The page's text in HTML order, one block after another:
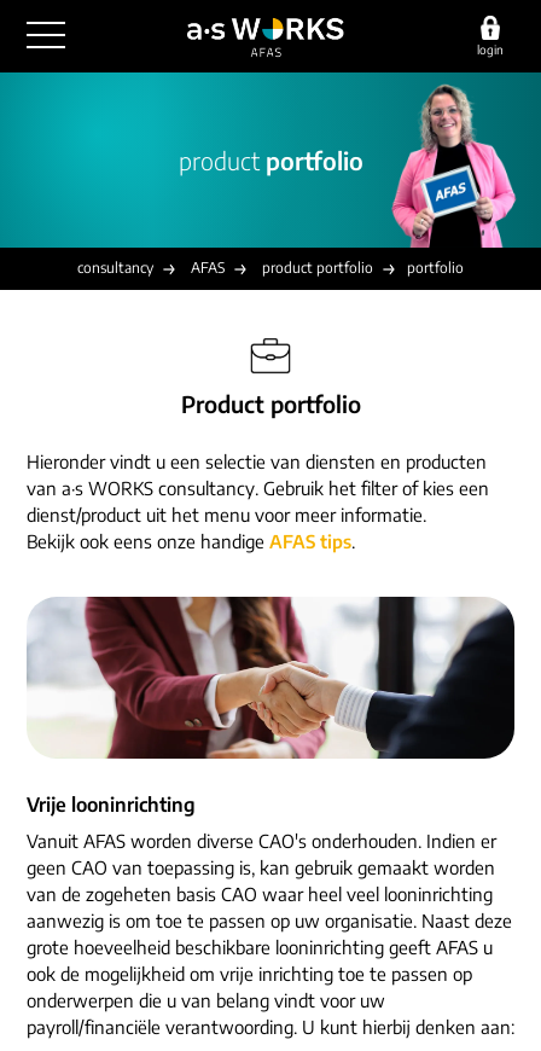
login
financiële administratie
juridische zaken
detachering
finance
implementatie
functioneel beheer
overige diensten
werving & selectie
outsourcing
detachering
consultancy
werken bij
onze experts
ons dna
contact
vestigingen
social media
product portfolio
consultancy AFAS product portfolio portfolio
Product portfolio
Hieronder vindt u een selectie van diensten en producten
van a·s WORKS consultancy. Gebruik het filter of kies een
dienst/product uit het menu voor meer informatie.
Bekijk ook eens onze handige AFAS tips.
Vrije looninrichting
Vanuit AFAS worden diverse CAO's onderhouden. Indien er
geen CAO van toepassing is, kan gebruik gemaakt worden
van de zogeheten basis CAO waar heel veel looninrichting
aanwezig is om toe te passen op uw organisatie. Naast deze
grote hoeveelheid beschikbare looninrichting geeft AFAS u
ook de mogelijkheid om vrije inrichting toe te passen op
onderwerpen die u van belang vindt voor uw
payroll/financiële verantwoording. U kunt hierbij denken aan: